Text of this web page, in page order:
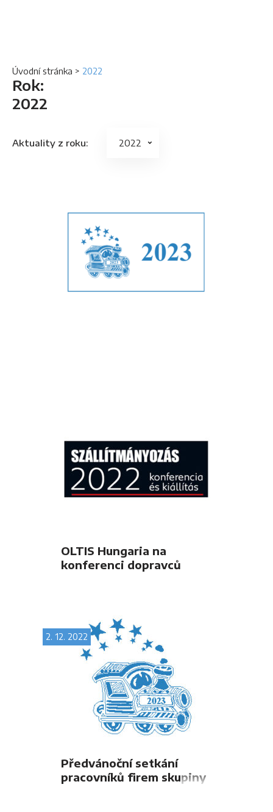
Úvodní stránka > 2022
Rok:
2022
Aktuality z roku:
OLTIS Hungaria na
konferenci dopravců
2. 12. 2022
Předvánoční setkání
pracovníků firem skupiny